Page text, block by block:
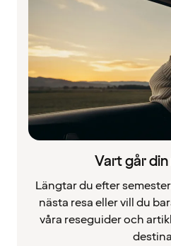
Vart går
Längtar du efter
nästa resa eller vill du
våra reseguider och